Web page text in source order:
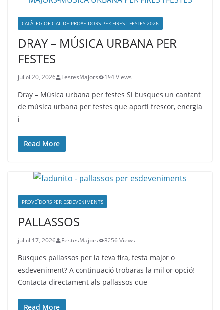
CATÀLEG OFICIAL DE PROVEÏDORS PER FIRES I FESTES 2026
DRAY – MÚSICA URBANA PER
FESTES
juliol 20, 2026 FestesMajors 194 Views
Dray – Música urbana per festes Si busques un cantant
de música urbana per festes que aporti frescor, energia
i
Read More
PROVEÏDORS PER ESDEVENIMENTS
PALLASSOS
juliol 17, 2026 FestesMajors 3256 Views
Busques pallassos per la teva fira, festa major o
esdeveniment? A continuació trobaràs la millor opció!
Contacta directament als pallassos que
Read More